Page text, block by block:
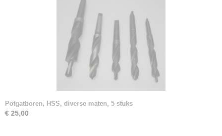
Potgatboren, HSS, diverse maten, 5 stuks
€ 25,00